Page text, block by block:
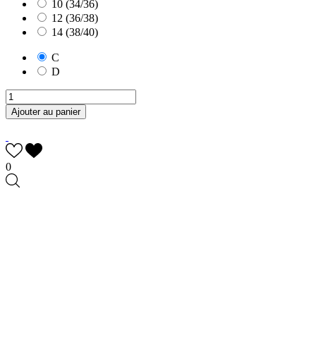
10 (34/36)
12 (36/38)
14 (38/40)
C
D
Ajouter au panier
0